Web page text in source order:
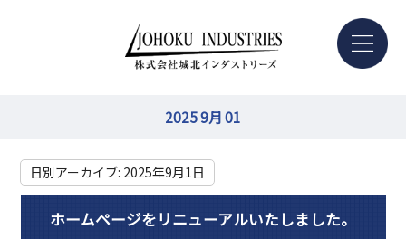
2025 9月 01
日別アーカイブ: 2025年9月1日
ホームページをリニューアルいたしました。